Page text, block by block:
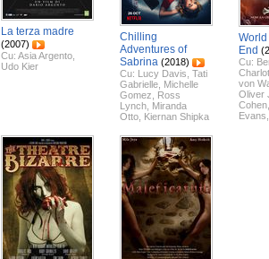
La terza madre
(2007)
Cu: Asia Argento
Udo Kier
Chilling
Adventures of
Sabrina (2018)
Cu: Lucy Davis Tati
Gabrielle Michelle
Gomez
Ross
Lynch Miranda
Otto Kiernan Shipka
End
Cu:
von
Oliver
Cohen
Evans